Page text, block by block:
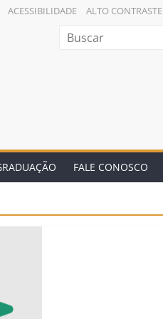
ACESSIBILIDADE ALTO CONTRASTE
FALE CONOSCO